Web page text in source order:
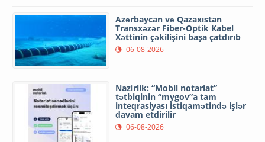
Azərbaycan və Qazaxıstan
Transxəzər Fiber-Optik Kabel
Xəttinin çəkilişini başa çatdırıb
06-08-2026
Nazirlik: “Mobil notariat”
tətbiqinin “mygov”a tam
inteqrasiyası istiqamətində işlər
davam etdirilir
06-08-2026